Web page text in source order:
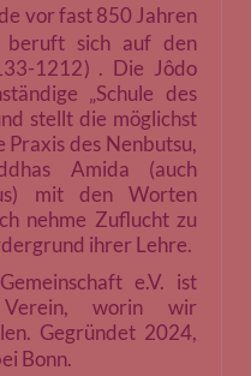
vor fast 850 Jahren
beruft sich auf den
1212) . Die Jôdo
„Schule des
stellt die möglichst
des Nenbutsu,
Amida (auch
mit den Worten
nehme Zuflucht zu
ihrer Lehre.
e.V. ist
Verein, worin wir
Gegründet 2024,
Bonn.